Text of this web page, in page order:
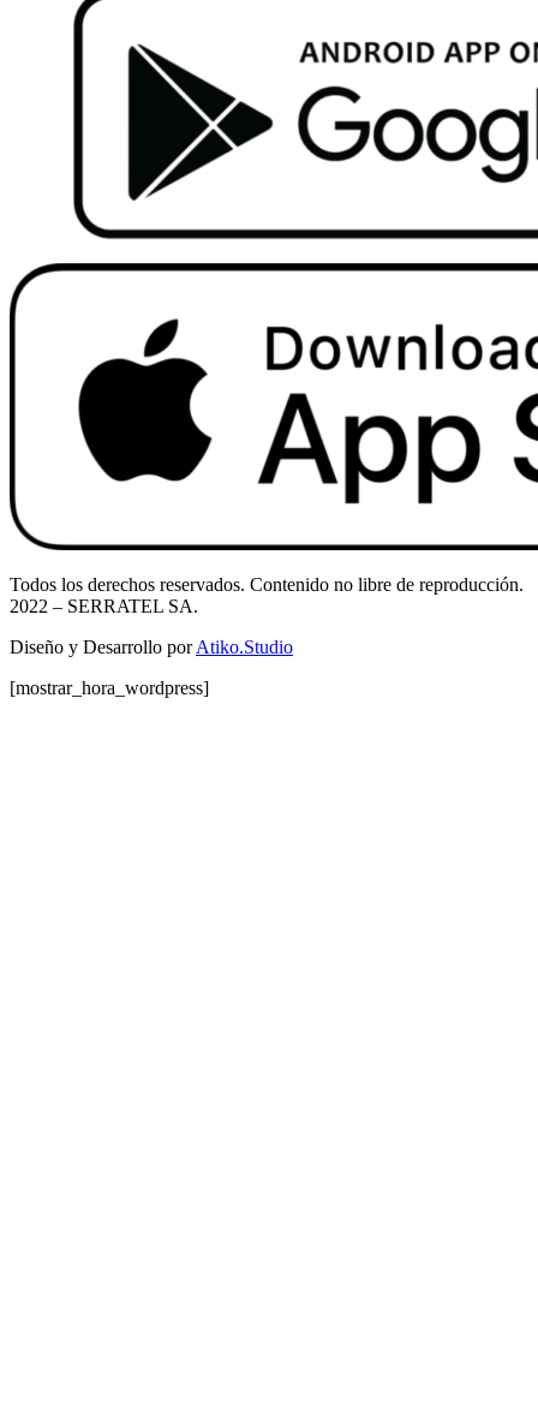
Todos los derechos reservados. Contenido no libre de reproducción.
2022 – SERRATEL SA.
Diseño y Desarrollo porAtiko.Studio
[mostrar_hora_wordpress]